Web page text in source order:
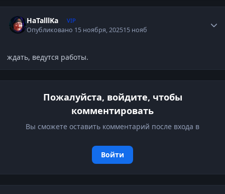
HaTalllKa VIP
Опубликовано 15 ноября, 202515 нояб
ждать, ведутся работы.
Пожалуйста, войдите, чтобы
комментировать
Вы сможете оставить комментарий после входа в
Войти